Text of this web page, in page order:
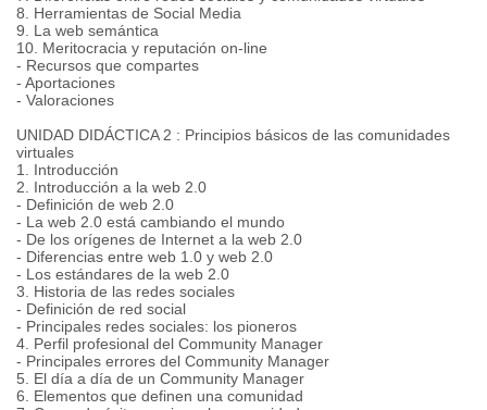
8. Herramientas de Social Media
9. La web semántica
10. Meritocracia y reputación on-line
- Recursos que compartes
- Aportaciones
- Valoraciones
UNIDAD DIDÁCTICA 2 : Principios básicos de las comunidades
virtuales
1. Introducción
2. Introducción a la web 2.0
- Definición de web 2.0
- La web 2.0 está cambiando el mundo
- De los orígenes de Internet a la web 2.0
- Diferencias entre web 1.0 y web 2.0
- Los estándares de la web 2.0
3. Historia de las redes sociales
- Definición de red social
- Principales redes sociales: los pioneros
4. Perfil profesional del Community Manager
- Principales errores del Community Manager
5. El día a día de un Community Manager
6. Elementos que definen una comunidad